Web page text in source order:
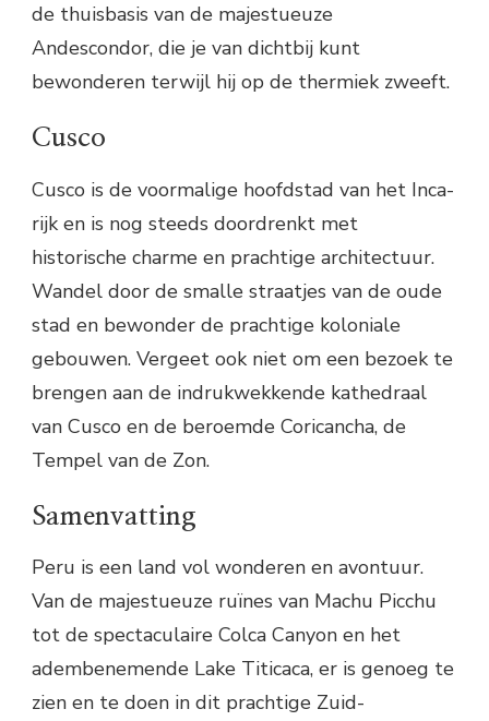
de thuisbasis van de majestueuze
Andescondor, die je van dichtbij kunt
bewonderen terwijl hij op de thermiek zweeft.
Cusco
Cusco is de voormalige hoofdstad van het Inca-
rijk en is nog steeds doordrenkt met
historische charme en prachtige architectuur.
Wandel door de smalle straatjes van de oude
stad en bewonder de prachtige koloniale
gebouwen. Vergeet ook niet om een bezoek te
brengen aan de indrukwekkende kathedraal
van Cusco en de beroemde Coricancha, de
Tempel van de Zon.
Samenvatting
Peru is een land vol wonderen en avontuur.
Van de majestueuze ruïnes van Machu Picchu
tot de spectaculaire Colca Canyon en het
adembenemende Lake Titicaca, er is genoeg te
zien en te doen in dit prachtige Zuid-